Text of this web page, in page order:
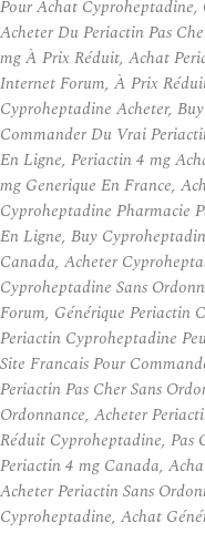
Pour Achat Cyproheptadine,
Acheter Du Periactin Pas
mg À Prix Réduit, Achat
Internet Forum, À Prix
Cyproheptadine Acheter,
Commander Du Vrai
En Ligne, Periactin 4 mg
mg Generique En France,
Cyproheptadine Pharmacie
En Ligne, Buy
Canada, Acheter
Cyproheptadine Sans
Forum, Générique Periactin
Periactin Cyproheptadine
Site Francais Pour
Periactin Pas Cher Sans
Ordonnance, Acheter
Réduit Cyproheptadine, Pas
Periactin 4 mg Canada,
Acheter Periactin Sans
Cyproheptadine, Achat